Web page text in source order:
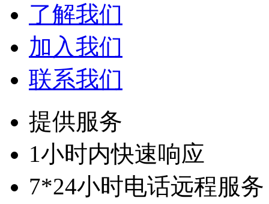
了解我们
加入我们
联系我们
提供服务
1小时内快速响应
7*24小时电话远程服务